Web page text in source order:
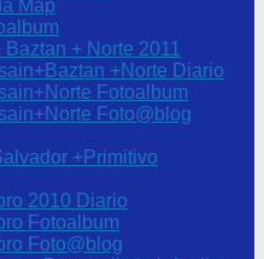
Map
+ Norte 2011
+Norte Diario
Fotoalbum
Foto@blog
+Primitivo
2010 Diario
Fotoalbum
Foto@blog